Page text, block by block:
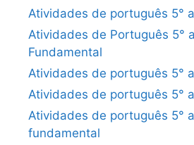
Atividades de português 5°
Atividades de Português 5°
Fundamental
Atividades de português 5°
Atividades de português 5°
Atividades de português 5°
fundamental